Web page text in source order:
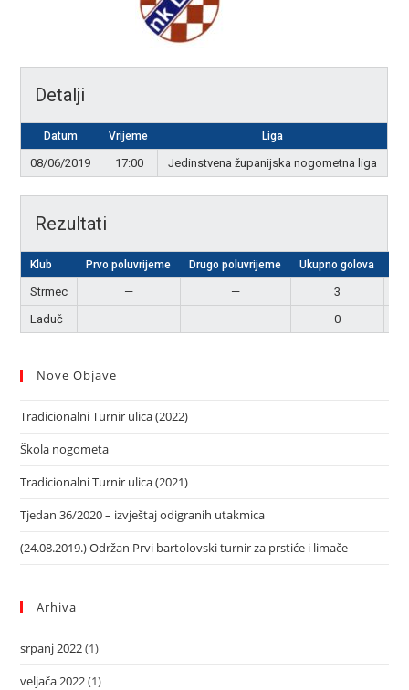
Detalji
Datum Vrijeme Liga
08/06/2019 17:00 Jedinstvena županijska nogometna liga
Rezultati
Klub Prvo poluvrijeme Drugo poluvrijeme Ukupno golova
Strmec — — 3
Laduč
— — 0
Nove Objave
Tradicionalni Turnir ulica (2022)
Škola nogometa
Tradicionalni Turnir ulica (2021)
Tjedan 36/2020 – izvještaj odigranih utakmica
(24.08.2019.) Održan Prvi bartolovski turnir za prstiće i limače
Arhiva
srpanj 2022(1)
veljača 2022(1)